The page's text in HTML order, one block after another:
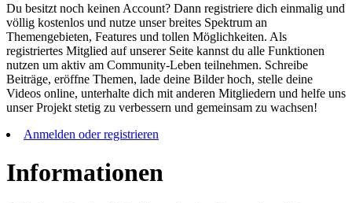
Du besitzt noch keinen Account? Dann registriere dich einmalig und
völlig kostenlos und nutze unser breites Spektrum an
Themengebieten, Features und tollen Möglichkeiten. Als
registriertes Mitglied auf unserer Seite kannst du alle Funktionen
nutzen um aktiv am Community-Leben teilnehmen. Schreibe
Beiträge, eröffne Themen, lade deine Bilder hoch, stelle deine
Videos online, unterhalte dich mit anderen Mitgliedern und helfe uns
unser Projekt stetig zu verbessern und gemeinsam zu wachsen!
Anmelden oder registrieren
Informationen